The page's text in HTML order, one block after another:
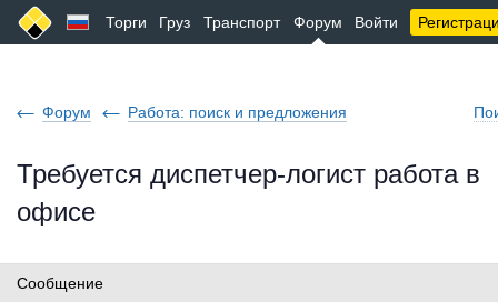
Торги Груз Транспорт Форум Войти
Форум Работа: поиск и предложения
Требуется диспетчер-логист работа в
офисе
Сообщение